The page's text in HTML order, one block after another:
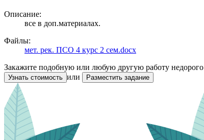
Описание:
все в доп.материалах.
Файлы:
мет. рек. ПСО 4 курс 2 сем.docx
Закажите подобную или любую другую работу недорого
Узнать стоимость или Разместить задание